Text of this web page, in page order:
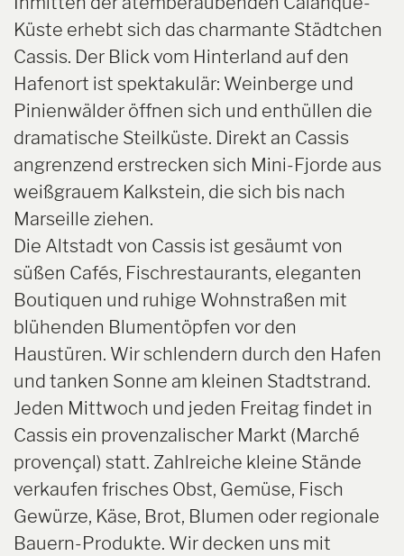
Küste erhebt sich das charmante Städtchen
Cassis. Der Blick vom Hinterland auf den
Hafenort ist spektakulär: Weinberge und
Pinienwälder öffnen sich und enthüllen die
dramatische Steilküste. Direkt an Cassis
angrenzend erstrecken sich Mini-Fjorde aus
weißgrauem Kalkstein, die sich bis nach
Marseille ziehen.
Die Altstadt von Cassis ist gesäumt von
süßen Cafés, Fischrestaurants, eleganten
Boutiquen und ruhige Wohnstraßen mit
blühenden Blumentöpfen vor den
Haustüren. Wir schlendern durch den Hafen
und tanken Sonne am kleinen Stadtstrand.
Jeden Mittwoch und jeden Freitag findet in
Cassis ein provenzalischer Markt (Marché
provençal) statt. Zahlreiche kleine Stände
verkaufen frisches Obst, Gemüse, Fisch
Gewürze, Käse, Brot, Blumen oder regionale
Bauern-Produkte. Wir decken uns mit